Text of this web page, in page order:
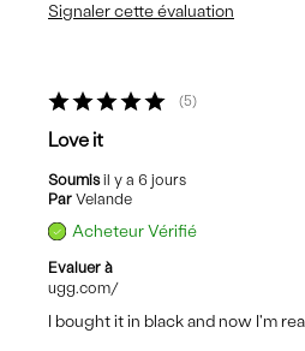
Signaler cette évaluation
5
Love it
Soumisil y a 6 jours
Par Velande
Acheteur Vérifié
Evaluer à
ugg.com/
I bought it in black and now I'm